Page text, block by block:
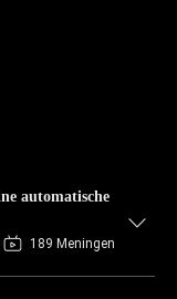
automatische
189 Meningen